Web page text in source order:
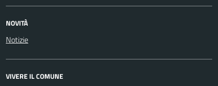
NOVITÀ
Notizie
VIVERE IL COMUNE